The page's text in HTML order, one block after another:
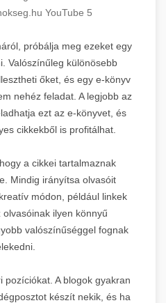
YouTube 5
próbálja meg ezeket egy
Valószínűleg különösebb
őket, és egy e-könyv
nehéz feladat. A legjobb az
ezt az e-könyvet, és
cikkekből is profitálhat.
a cikkei tartalmaznak
Mindig irányítsa olvasóit
módon, például linkek
ilyen könnyű
valószínűséggel fognak
pozíciókat. A blogok gyakran
készít nekik, és ha